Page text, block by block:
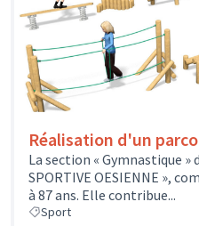
Réalisation d'un
La section « Gymnastique
SPORTIVE OESIENNE »,
à 87 ans. Elle contribue...
Sport